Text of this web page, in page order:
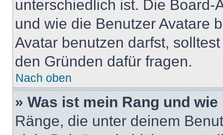
unterschiedlich ist. Die
und wie die Benutzer Avatare
Avatar benutzen darfst,
den Gründen dafür fragen.
Nach oben
» Was ist mein Rang und
Ränge, die unter deinem